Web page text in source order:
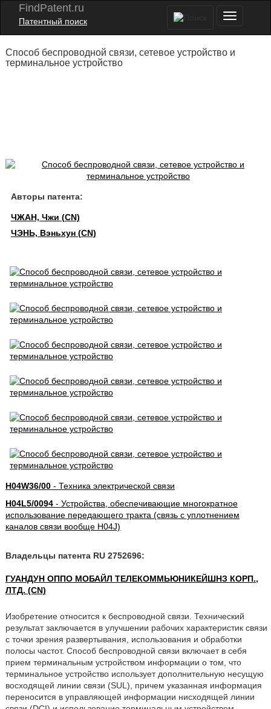
FindPatent.ru
Патентный поиск
Способ беспроводной связи, сетевое устройство и
терминальное устройство
Авторы патента:
ЧЖАН, Чжи (CN)
ЧЭНЬ, Вэньхун (CN)
H04W36/00- Техника электрической связи
H04L5/0094- Устройства, обеспечивающие многократное
использование передающего тракта (связь с уплотнением
каналов связи вообще H04J)
Владельцы патента RU 2752696:
ГУАНДУН ОППО МОБАЙЛ ТЕЛЕКОММЬЮНИКЕЙШНЗ КОРП.,
ЛТД. (CN)
Изобретение относится к беспроводной связи. Технический
результат заключается в улучшении рабочих характеристик связи
с точки зрения развертывания, использования и обработки
полосы частот. Способ беспроводной связи включает в себя
прием терминальным устройством информации о том, что
терминальное устройство использует дополнительную несущую
восходящей линии связи (SUL), причем указанная информация
переносится в управляющей информации нисходящей линии